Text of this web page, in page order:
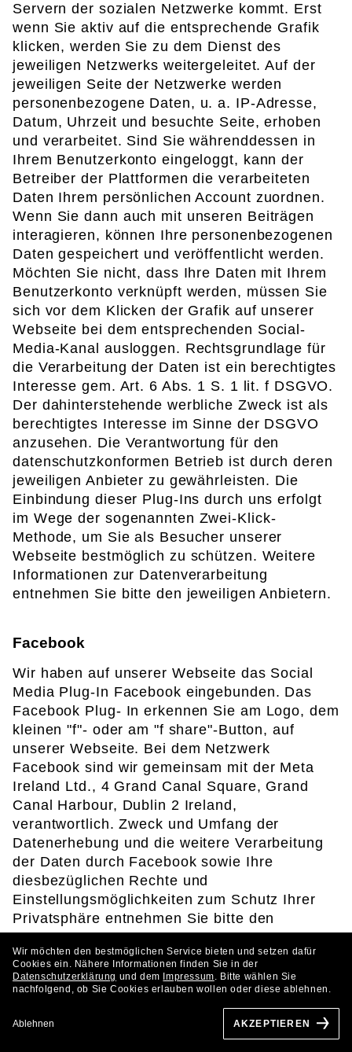
Servern der sozialen Netzwerke kommt. Erst
wenn Sie aktiv auf die entsprechende Grafik
klicken, werden Sie zu dem Dienst des
jeweiligen Netzwerks weitergeleitet. Auf der
jeweiligen Seite der Netzwerke werden
personenbezogene Daten, u. a. IP-Adresse,
Datum, Uhrzeit und besuchte Seite, erhoben
und verarbeitet. Sind Sie währenddessen in
Ihrem Benutzerkonto eingeloggt, kann der
Betreiber der Plattformen die verarbeiteten
Daten Ihrem persönlichen Account zuordnen.
Wenn Sie dann auch mit unseren Beiträgen
interagieren, können Ihre personenbezogenen
Daten gespeichert und veröffentlicht werden.
Möchten Sie nicht, dass Ihre Daten mit Ihrem
Benutzerkonto verknüpft werden, müssen Sie
sich vor dem Klicken der Grafik auf unserer
Webseite bei dem entsprechenden Social-
Media-Kanal ausloggen. Rechtsgrundlage für
die Verarbeitung der Daten ist ein berechtigtes
Interesse gem. Art. 6 Abs. 1 S. 1 lit. f DSGVO.
Der dahinterstehende werbliche Zweck ist als
berechtigtes Interesse im Sinne der DSGVO
anzusehen. Die Verantwortung für den
datenschutzkonformen Betrieb ist durch deren
jeweiligen Anbieter zu gewährleisten. Die
Einbindung dieser Plug-Ins durch uns erfolgt
im Wege der sogenannten Zwei-Klick-
Methode, um Sie als Besucher unserer
Webseite bestmöglich zu schützen. Weitere
Informationen zur Datenverarbeitung
entnehmen Sie bitte den jeweiligen Anbietern.
Facebook
Wir haben auf unserer Webseite das Social
Media Plug-In Facebook eingebunden. Das
Facebook Plug- In erkennen Sie am Logo, dem
kleinen "f"- oder am "f share"-Button, auf
unserer Webseite. Bei dem Netzwerk
Facebook sind wir gemeinsam mit der Meta
Ireland Ltd., 4 Grand Canal Square, Grand
Canal Harbour, Dublin 2 Ireland,
verantwortlich. Zweck und Umfang der
Datenerhebung und die weitere Verarbeitung
der Daten durch Facebook sowie Ihre
diesbezüglichen Rechte und
Einstellungsmöglichkeiten zum Schutz Ihrer
Privatsphäre entnehmen Sie bitte den
Datenschutzhinweisen von Facebook.https://d
e-de.facebook.com/policy.php
Auf unserer Webseite finden Sie auch das
Wir möchten den bestmöglichen Service bieten und setzen dafür
Cookies ein. Nähere Informationen finden Sie in der
Datenschutzerklärung und dem Impressum. Bitte wählen Sie
nachfolgend, ob Sie Cookies erlauben wollen oder diese ablehnen.
Ablehnen AKZEPTIEREN